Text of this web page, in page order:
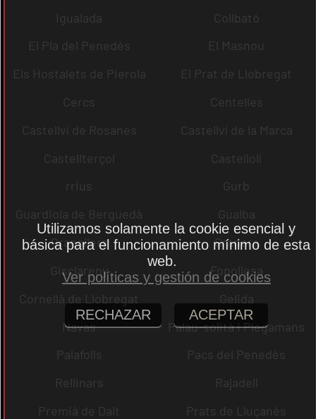
Igualada
Collbató
El Pla del Penedès
El Masnou
Els Hostalets de Pierola
El Prat de Llobregat
Cercs
Centelles
Castellví de Rosanes
Castellví de la Marca
Castellterçol
Castellolí
rrius
Gurb
Guardiola de Berguedà
Gualba
Granollers
Granera
Gisclareny
Fonollosa
Cornellà de Llobregat
Gelida
Navas
Palau-solità i Plegamans
Palafolls
Pacs del Penedès
Rellinars
Rajadell
Premià de Dalt
Prats de Lluçanès
Utilizamos solamente la cookie esencial y
básica para el funcionamiento mínimo de esta
web.
Ver políticas y gestión de cookies
RECHAZAR ACEPTAR